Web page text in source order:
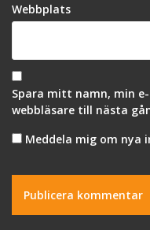
Webbplats
Spara mitt namn, min
webbläsare till nästa
Meddela mig om nya